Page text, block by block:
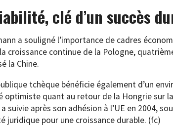
clé d’un succès
a souligné l’importance de cadres
croissance continue de la Pologne,
la Chine.
tchèque bénéficie également d’un
optimiste quant au retour de la Hongrie sur
a suivie après son adhésion à l’UE en 2004,
juridique pour une croissance durable. (fc)